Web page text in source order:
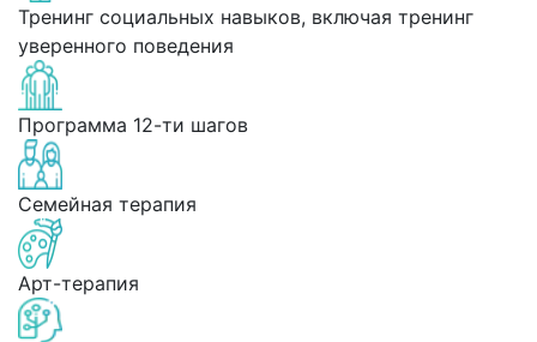
Тренинг социальных навыков, включая тренинг
уверенного поведения
Программа 12-ти шагов
Семейная терапия
Арт-терапия